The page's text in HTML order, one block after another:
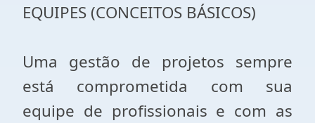
EQUIPES (CONCEITOS BÁSICOS)
Uma gestão de projetos sempre
está comprometida com sua
equipe de profissionais e com as